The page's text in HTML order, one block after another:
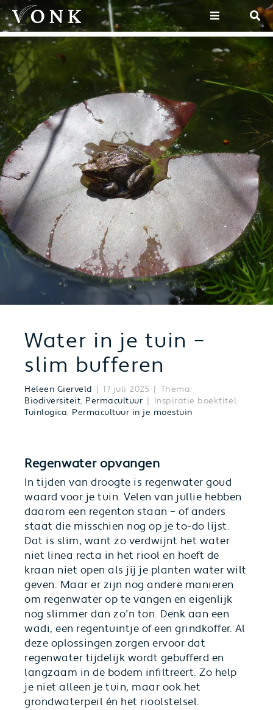
Water in je tuin –
slim bufferen
Heleen Gierveld 17 juli 2025
Thema:
Biodiversiteit, Permacultuur
Inspiratie boektitel:
Tuinlogica, Permacultuur in je moestuin
Regenwater opvangen
In tijden van droogte is regenwater goud
waard voor je tuin. Velen van jullie hebben
daarom een regenton staan – of anders
staat die misschien nog op je to-do lijst.
Dat is slim, want zo verdwijnt het water
niet linea recta in het riool en hoeft de
kraan niet open als jij je planten water wilt
geven. Maar er zijn nog andere manieren
om regenwater op te vangen en eigenlijk
nog slimmer dan zo’n ton. Denk aan een
wadi, een regentuintje of een grindkoffer. Al
deze oplossingen zorgen ervoor dat
regenwater tijdelijk wordt gebufferd en
langzaam in de bodem infiltreert. Zo help
je niet alleen je tuin, maar ook het
grondwaterpeil én het rioolstelsel.